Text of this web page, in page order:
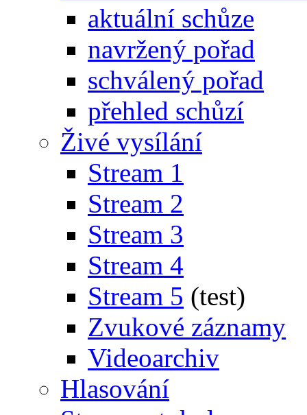
aktuální schůze
navržený pořad
schválený pořad
přehled schůzí
Živé vysílání
Stream 1
Stream 2
Stream 3
Stream 4
Stream 5 (test)
Zvukové záznamy
Videoarchiv
Hlasování